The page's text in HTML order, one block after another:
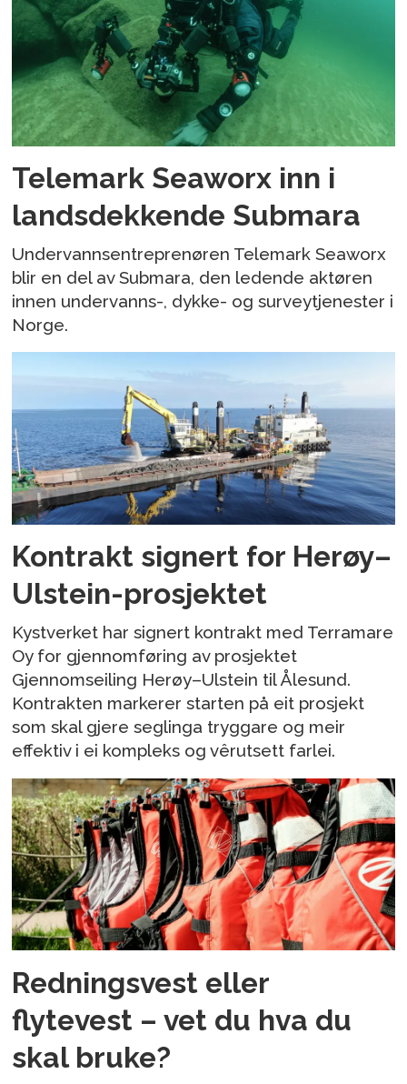
Telemark Seaworx inn i
landsdekkende Submara
Undervannsentreprenøren Telemark Seaworx
blir en del av Submara, den ledende aktøren
innen undervanns-, dykke- og surveytjenester i
Norge.
Kontrakt signert for Herøy–
Ulstein-prosjektet
Kystverket har signert kontrakt med Terramare
Oy for gjennomføring av prosjektet
Gjennomseiling Herøy–Ulstein til Ålesund.
Kontrakten markerer starten på eit prosjekt
som skal gjere seglinga tryggare og meir
effektiv i ei kompleks og vêrutsett farlei.
Redningsvest eller
flytevest – vet du hva du
skal bruke?